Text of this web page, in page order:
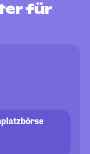
für